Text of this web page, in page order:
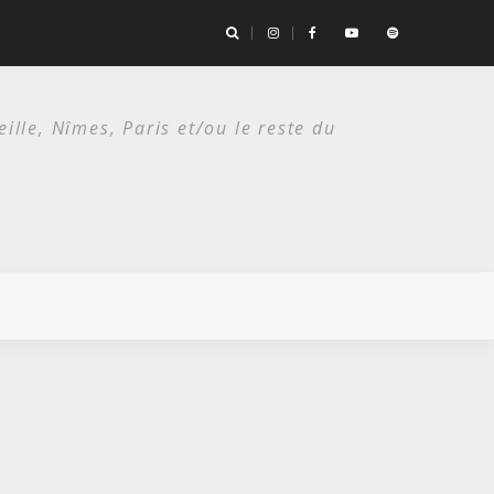
Nîmes, Paris et/ou le reste du